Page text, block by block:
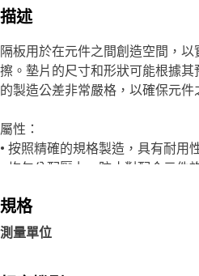
描述
隔板用於在元件之間創造空間，
擦。墊片的尺寸和形狀可能根據
的製造公差非常嚴格，以確保元件
屬性：
• 按照精確的規格製造，具有耐用
• 均勻分配壓力，防止對配合元件
應用：
隔板 可填充組件各組件之間的間
規格
測量單位